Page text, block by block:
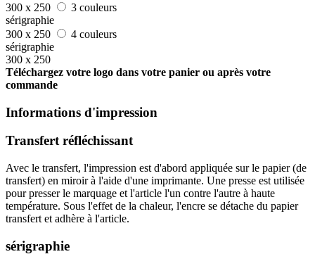
300 x 250
3 couleurs
sérigraphie
300 x 250
4 couleurs
sérigraphie
300 x 250
Téléchargez votre logo dans votre panier ou après votre
commande
Informations d'impression
Transfert réfléchissant
Avec le transfert, l'impression est d'abord appliquée sur le papier (de
transfert) en miroir à l'aide d'une imprimante. Une presse est utilisée
pour presser le marquage et l'article l'un contre l'autre à haute
température. Sous l'effet de la chaleur, l'encre se détache du papier
transfert et adhère à l'article.
sérigraphie